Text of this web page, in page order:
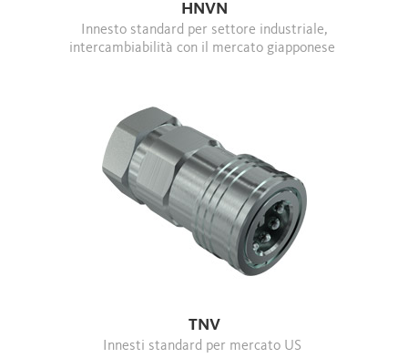
HNVN
intercambiabilità con il mercato giapponese
TNV
Innesti standard per mercato US